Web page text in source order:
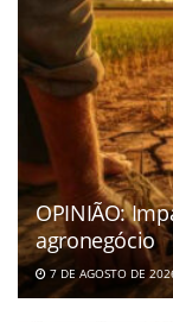
OPINIÃO:
agronegócio
7 DE AGOSTO DE